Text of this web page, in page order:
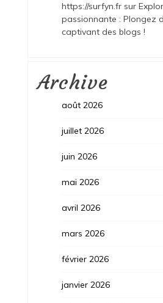
https://surfyn.frsur
passionnante : Plongez
captivant des blogs !
Archive
août 2026
juillet 2026
juin 2026
mai 2026
avril 2026
mars 2026
février 2026
janvier 2026